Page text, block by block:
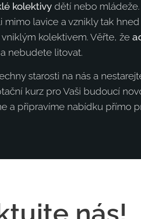
kolektivydětí nebo
lavice a vznikly tak
kolektivem. Věřte, že
nebudete litovat.
starosti na nás a
kurz pro Vaši budoucí
a připravíme nabídku přímo